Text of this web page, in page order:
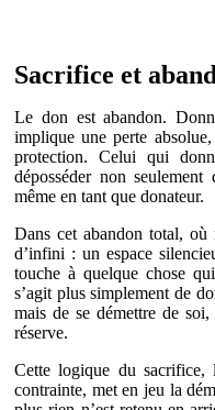
Sacrifice et
Le don est abandon.
implique une perte
protection. Celui qui
déposséder non
même en tant que donateur.
Dans cet abandon total, où
d’infini : un espace
touche à quelque chose
s’agit plus simplement de
mais de se démettre de
réserve.
Cette logique du
contrainte, met en jeu la